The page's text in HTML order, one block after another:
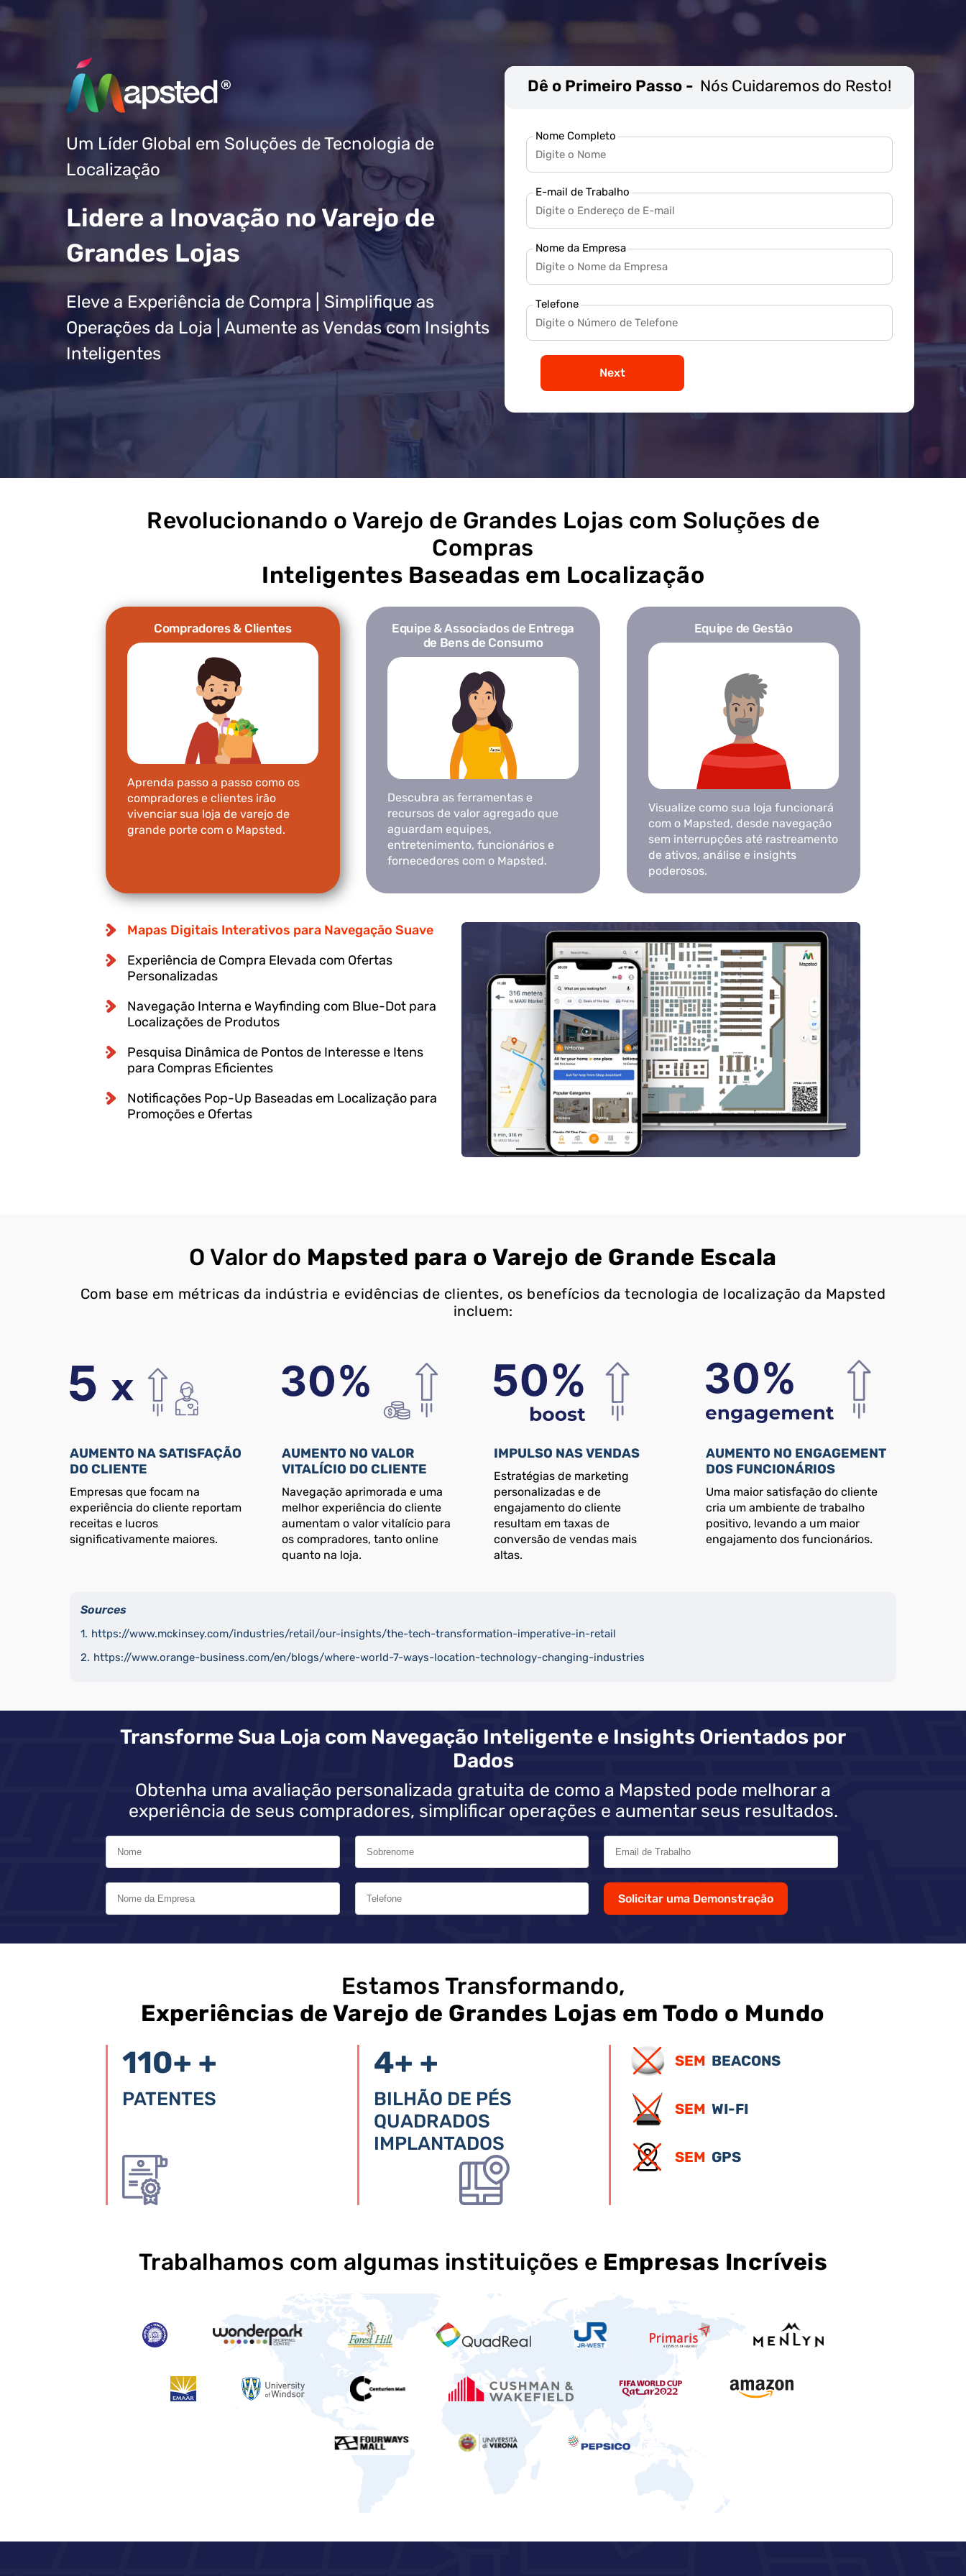
Um Líder Global em Soluções de Tecnologia de
Localização
Lidere a Inovação no Varejo de
Grandes Lojas
Eleve a Experiência de Compra | Simplifique as
Operações da Loja | Aumente as Vendas com Insights
Inteligentes
Dê o Primeiro Passo - Nós Cuidaremos do Resto!
Nome Completo
E-mail de Trabalho
Nome da Empresa
Telefone
Next
Revolucionando o Varejo de Grandes Lojas com Soluções de
Compras
Inteligentes Baseadas em Localização
Compradores & Clientes
Aprenda passo a passo como os
compradores e clientes irão
vivenciar sua loja de varejo de
grande porte com o Mapsted.
Equipe & Associados de Entrega
de Bens de Consumo
Descubra as ferramentas e
recursos de valor agregado que
aguardam equipes,
entretenimento, funcionários e
fornecedores com o Mapsted.
Equipe de Gestão
Visualize como sua loja funcionará
com o Mapsted, desde navegação
sem interrupções até rastreamento
de ativos, análise e insights
poderosos.
Mapas Digitais Interativos para Navegação Suave
Experiência de Compra Elevada com Ofertas
Personalizadas
Navegação Interna e Wayfinding com Blue-Dot para
Localizações de Produtos
Pesquisa Dinâmica de Pontos de Interesse e Itens
para Compras Eficientes
Notificações Pop-Up Baseadas em Localização para
Promoções e Ofertas
O Valor do Mapsted para o Varejo de Grande Escala
Com base em métricas da indústria e evidências de clientes, os benefícios da tecnologia de localização da Mapsted
incluem:
AUMENTO NA SATISFAÇÃO
DO CLIENTE
Empresas que focam na
experiência do cliente reportam
receitas e lucros
significativamente maiores.
AUMENTO NO VALOR
VITALÍCIO DO CLIENTE
Navegação aprimorada e uma
melhor experiência do cliente
aumentam o valor vitalício para
os compradores, tanto online
quanto na loja.
IMPULSO NAS VENDAS
Estratégias de marketing
personalizadas e de
engajamento do cliente
resultam em taxas de
conversão de vendas mais
altas.
AUMENTO NO ENGAGEMENT
DOS FUNCIONÁRIOS
Uma maior satisfação do cliente
cria um ambiente de trabalho
positivo, levando a um maior
engajamento dos funcionários.
Sources
https://www.mckinsey.com/industries/retail/our-insights/the-tech-transformation-imperative-in-retail
https://www.orange-business.com/en/blogs/where-world-7-ways-location-technology-changing-industries
Transforme Sua Loja com Navegação Inteligente e Insights Orientados por
Dados
Obtenha uma avaliação personalizada gratuita de como a Mapsted pode melhorar a
experiência de seus compradores, simplificar operações e aumentar seus resultados.
Solicitar uma Demonstração
Estamos Transformando,
Experiências de Varejo de Grandes Lojas em Todo o Mundo
110+ +
PATENTES
4+ +
BILHÃO DE PÉS
QUADRADOS
IMPLANTADOS
SEM BEACONS
SEM WI-FI
SEM GPS
Trabalhamos com algumas instituições e Empresas Incríveis